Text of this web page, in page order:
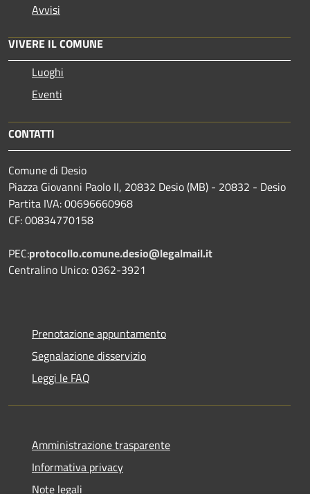
Avvisi
VIVERE IL COMUNE
Luoghi
Eventi
CONTATTI
Comune di Desio
Piazza Giovanni Paolo II, 20832 Desio (MB) - 20832 - Desio
Partita IVA: 00696660968
CF: 00834770158
PEC:protocollo.comune.desio@legalmail.it
Centralino Unico: 0362-3921
Prenotazione appuntamento
Segnalazione disservizio
Leggi le FAQ
Amministrazione trasparente
Informativa privacy
Note legali